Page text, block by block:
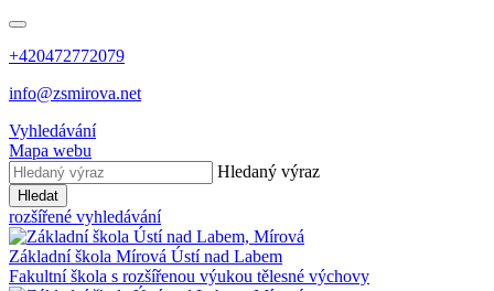
+420472772079
info@zsmirova.net
Vyhledávání
Mapa webu
Hledaný výraz
Hledat
rozšířené vyhledávání
Základní škola Mírová Ústí nad Labem
Fakultní škola s rozšířenou výukou tělesné výchovy